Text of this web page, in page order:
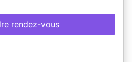
rendez-vous